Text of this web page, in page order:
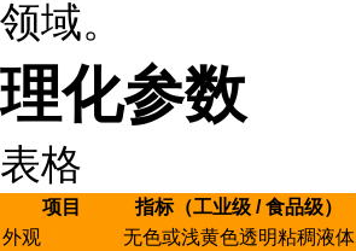
领域。
理化参数
表格
项目 指标（工业级 / 食品级）
外观
无色或浅黄色透明粘稠液体